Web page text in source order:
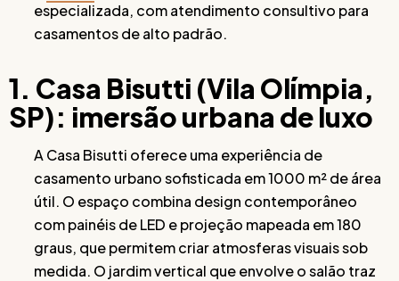
especializada, com atendimento consultivo para
casamentos de alto padrão.
1. Casa Bisutti (Vila Olímpia,
SP): imersão urbana de luxo
A Casa Bisutti oferece uma experiência de
casamento urbano sofisticada em 1000 m² de área
útil. O espaço combina design contemporâneo
com painéis de LED e projeção mapeada em 180
graus, que permitem criar atmosferas visuais sob
medida. O jardim vertical que envolve o salão traz